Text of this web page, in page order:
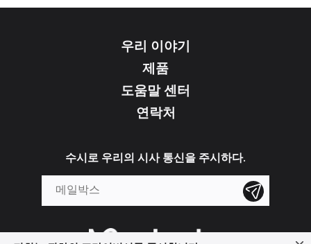
우리 이야기
제품
도움말 센터
연락처
수시로 우리의 시사 통신을 주시하다.